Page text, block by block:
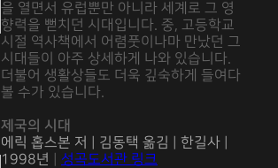
을 열면서 유럽뿐만 아니라 세계로 그 영
향력을 뻗치던 시대입니다. 중, 고등학교
시절 역사책에서 어렴풋이나마 만났던 그
시대들이 아주 상세하게 나와 있습니다.
더불어 생활상들도 더욱 깊숙하게 들여다
볼 수가 있습니다.
제국의 시대
에릭 홉스본 저 | 김동택 옮김 | 한길사 |
1998년
성곡도서관 링크